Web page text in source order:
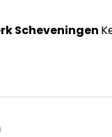
Scheveningen